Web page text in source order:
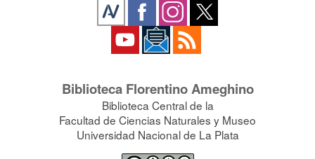
Biblioteca Florentino Ameghino
Biblioteca Central de la
Facultad de Ciencias Naturales y Museo
Universidad Nacional de La Plata